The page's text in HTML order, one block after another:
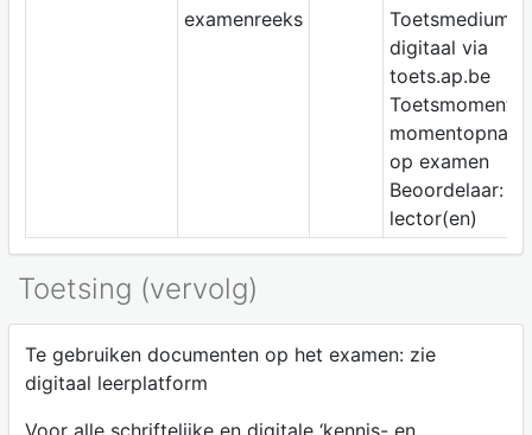
examenreeks
Toetsmedium:
digitaal via
toets.ap.be
Toetsmoment:
op examen
Beoordelaar:
lector(en)
Toetsing (vervolg)
Te gebruiken documenten op het examen: zie
digitaal leerplatform
Voor alle schriftelijke en digitale ‘kennis- en